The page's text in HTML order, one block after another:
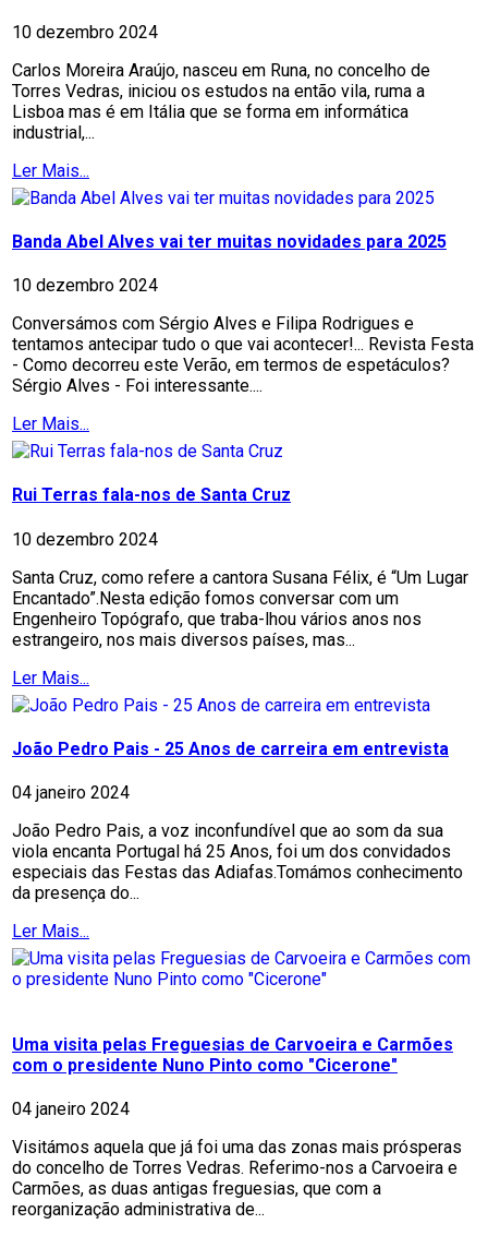
10 dezembro 2024
Carlos Moreira Araújo, nasceu em Runa, no concelho de
Torres Vedras, iniciou os estudos na então vila, ruma a
Lisboa mas é em Itália que se forma em informática
industrial,...
Ler Mais...
Banda Abel Alves vai ter muitas novidades para 2025
10 dezembro 2024
Conversámos com Sérgio Alves e Filipa Rodrigues e
tentamos antecipar tudo o que vai acontecer!... Revista Festa
- Como decorreu este Verão, em termos de espetáculos?
Sérgio Alves - Foi interessante....
Ler Mais...
Rui Terras fala-nos de Santa Cruz
10 dezembro 2024
Santa Cruz, como refere a cantora Susana Félix, é “Um Lugar
Encantado”.Nesta edição fomos conversar com um
Engenheiro Topógrafo, que traba-lhou vários anos nos
estrangeiro, nos mais diversos países, mas...
Ler Mais...
João Pedro Pais - 25 Anos de carreira em entrevista
04 janeiro 2024
João Pedro Pais, a voz inconfundível que ao som da sua
viola encanta Portugal há 25 Anos, foi um dos convidados
especiais das Festas das Adiafas.Tomámos conhecimento
da presença do...
Ler Mais...
Uma visita pelas Freguesias de Carvoeira e Carmões
com o presidente Nuno Pinto como "Cicerone"
04 janeiro 2024
Visitámos aquela que já foi uma das zonas mais prósperas
do concelho de Torres Vedras. Referimo-nos a Carvoeira e
Carmões, as duas antigas freguesias, que com a
reorganização administrativa de...